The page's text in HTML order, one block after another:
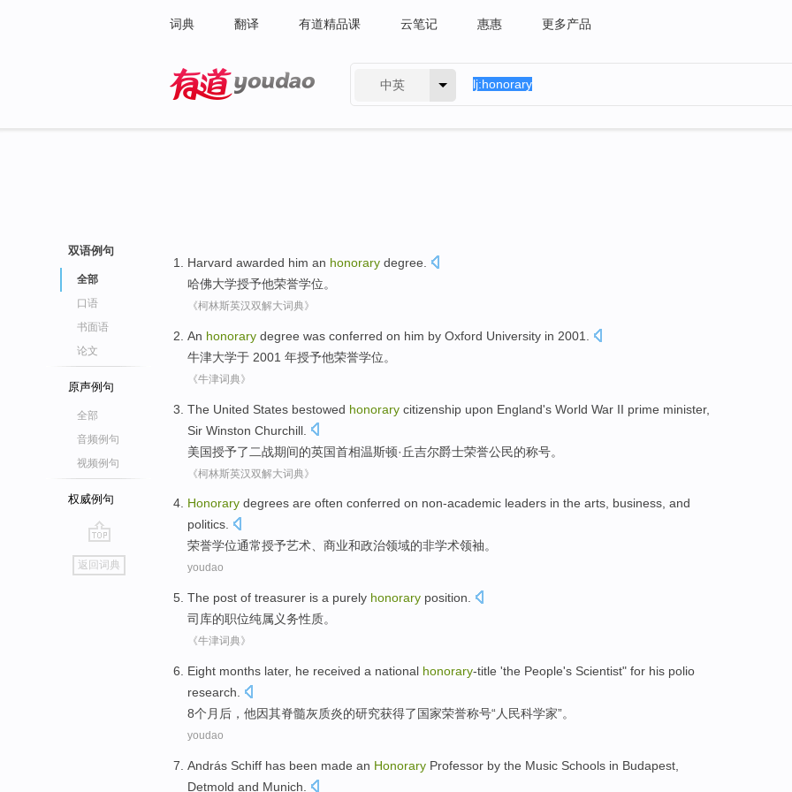
词典 翻译 有道精品课 云笔记 惠惠 更多产品
中英
双语例句
全部
口语
书面语
论文
原声例句
全部
音频例句
视频例句
权威例句
go
top
返回词典
Harvard awarded him an honorary degree
哈佛大学授予他荣誉学位。
《柯林斯英汉双解大词典》
An honorary degree was conferred on him by Oxford University in 2001.
牛津大学于 2001 年授予他荣誉学位。
《牛津词典》
The United States bestowed honorary citizenship upon England's World War II prime minister,
Sir Winston Churchill
美国授予了 二战期间的英国首相温斯顿· 丘吉尔爵士荣誉公民的称号。
《柯林斯英汉双解大词典》
Honorary degrees are often conferred on non-academic leaders in the arts, business, and
politics.
荣誉学位通常授予艺术、 商业和政治领域的非学术领袖。
youdao
The post of treasurer is a purely honorary position.
司库的职位纯属 义务性质。
《牛津词典》
Eight months later, he received a national honorary-title 'the People's Scientist" for his polio
research.
8个月后，他因其脊髓灰质炎的研究获得了国家荣誉称号“人民科学家”。
youdao
András Schiff has been made an Honorary Professor by the Music Schools in Budapest
Detmold and Munich